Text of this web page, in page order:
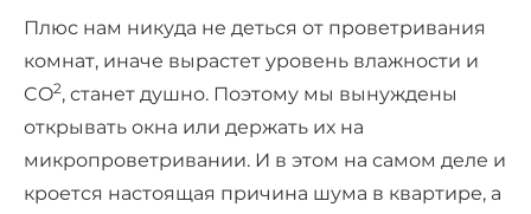
Плюс нам никуда не деться от проветривания
комнат, иначе вырастет уровень влажности и
CO2, станет душно. Поэтому мы вынуждены
открывать окна или держать их на
микропроветривании. И в этом на самом деле и
кроется настоящая причина шума в квартире, а